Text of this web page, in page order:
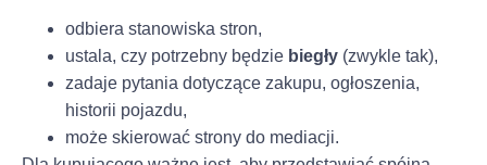
odbiera stanowiska stron,
ustala, czy potrzebny będzie biegły (zwykle tak),
zadaje pytania dotyczące zakupu, ogłoszenia,
historii pojazdu,
może skierować strony do mediacji.